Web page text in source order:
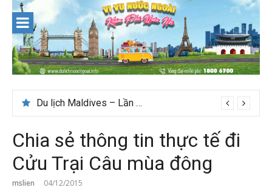
content
Du lịch Maldives – Lần đầu nên đi đâu, chơi gì?
Chia sẻ thông tin thực tế đi
Cửu Trại Câu mùa đông
mslien 04/12/2015